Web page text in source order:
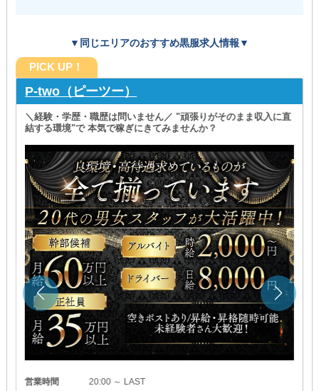
▼同じエリアのおすすめ黒服求人情報▼
PICK UP！
P-two（ピーツー）
＼経験・学歴・職歴は問いません／ "頑張りがそのまま収入に直
結する環境"で 本気で稼ぎにきてみませんか？
営業時間
20:00 ～ LAST